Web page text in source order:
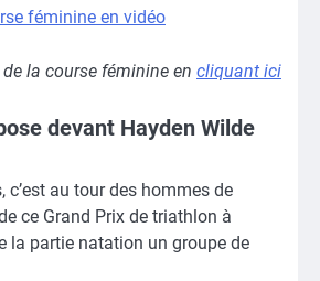
féminine en vidéo
la course féminine en cliquant ici
devant Hayden Wilde
c’est au tour des hommes de
ce Grand Prix de triathlon à
la partie natation un groupe de